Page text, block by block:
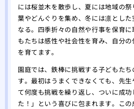
には桜並木を散歩し、夏には地域の
葉やどんぐりを集め、冬には凛とし
なる。四季折々の自然や行事を保育
もたちは感性や社会性を育み、自分
を育てます。
園庭では、鉄棒に挑戦する子どもた
す。最初はうまくできなくても、先
て何度も挑戦を繰り返し、ついに成
た！」という喜びに包まれます。こ